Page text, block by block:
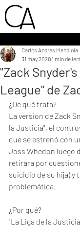
"Zack
League" de
Carlos Andrés Mendiola
31 may 2020 1 min de
¿De qué trata?
La versión de Zack
la Justicia", el
que se estrenó con
Joss Whedon luego
retirara por
suicidio de su hija) y
problemática.
¿Por qué?
"La Liga de la